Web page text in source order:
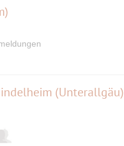
(Unterallgäu)